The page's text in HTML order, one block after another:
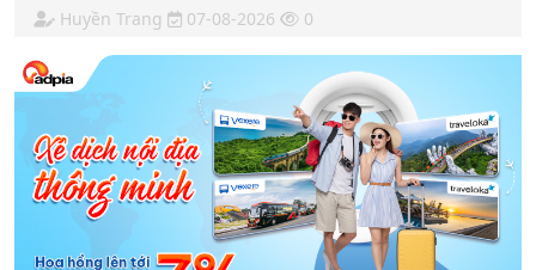
Huyền Trang 07-08-2026 0